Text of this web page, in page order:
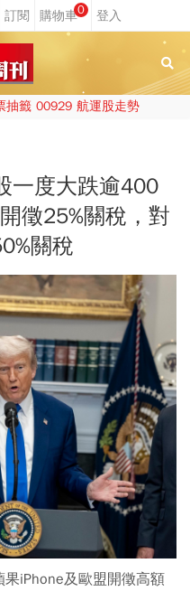
0
抽籤 00929 航運股走勢
一度大跌逾400
徵25%關稅，對
關稅
iPhone及歐盟開徵高額